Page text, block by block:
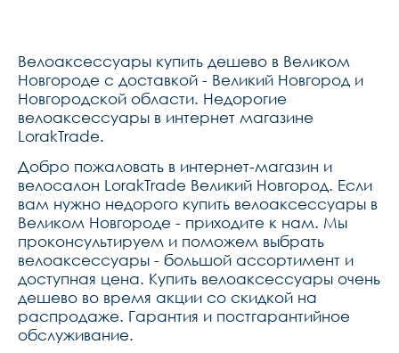
Велоаксессуары купить дешево в Великом
Новгороде с доставкой - Великий Новгород и
Новгородской области. Недорогие
велоаксессуары в интернет магазине
LorakTrade.
Добро пожаловать в интернет-магазин и
велосалон LorakTrade Великий Новгород. Если
вам нужно недорого купить велоаксессуары в
Великом Новгороде - приходите к нам. Мы
проконсультируем и поможем выбрать
велоаксессуары - большой ассортимент и
доступная цена. Купить велоаксессуары очень
дешево во время акции со скидкой на
распродаже. Гарантия и постгарантийное
обслуживание.